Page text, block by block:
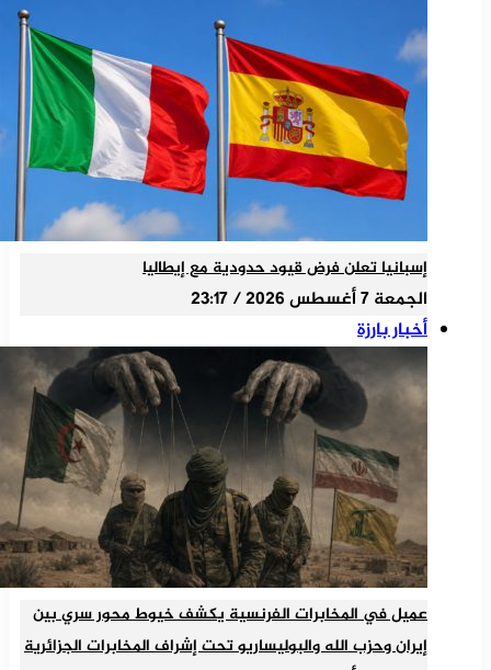
إسبانيا تعلن فرض قيود حدودية مع إيطاليا
الجمعة 7 أغسطس 2026 / 23:17
أخبار بارزة
عميل في المخابرات الفرنسية يكشف خيوط محور سري بين
إيران وحزب الله والبوليساريو تحت إشراف المخابرات الجزائرية